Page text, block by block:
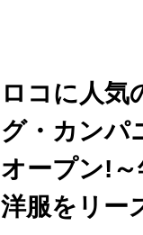
ロコに人気
グ・カンパ
オープン!
洋服をリー